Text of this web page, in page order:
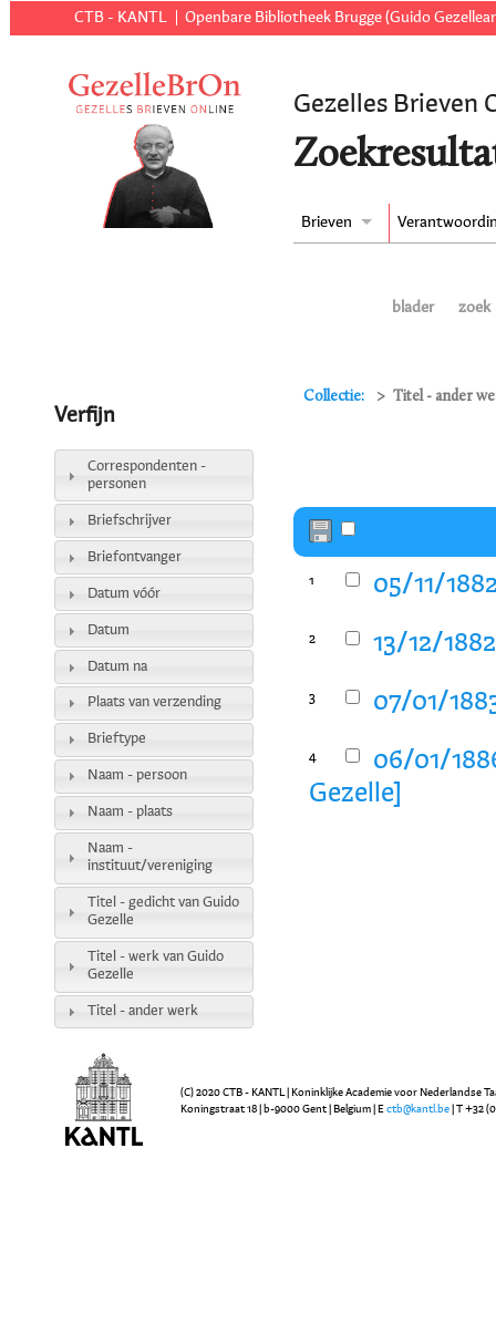
CTB - KANTL Openbare Bibliotheek Brugge (Guido
Gezelles Brieven
Brieven
blader zoek
Collectie: Titel - ander
1 05/11/
2 13/12/
3 07/01/
4
06/01/
Gezelle]
Verfijn
Correspondenten -
personen
Briefschrijver
Briefontvanger
Datum vóór
Datum
Datum na
Plaats van verzending
Brieftype
Naam - persoon
Naam - plaats
Naam -
instituut/vereniging
Titel - gedicht van Guido
Gezelle
Titel - werk van Guido
Gezelle
Titel - ander werk
(C) 2020 CTB - KANTL | Koninklijke Academie voor Nederlandse
Koningstraat 18 | b-9000 Gent | Belgium | E ctb@kantl.be | T +32